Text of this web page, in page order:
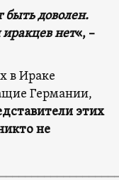
доволен.
нет«, –
в Ираке
Германии,
этих
не